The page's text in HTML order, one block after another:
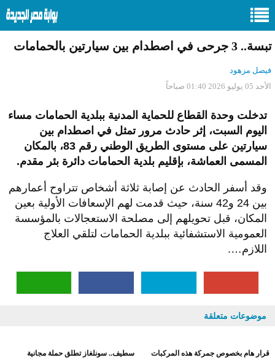
تبسة.. 3 جرحى في اصطدام بين سيارتين بالحمامات
فيصل مزهود
الأحد 05 يوليو 2026 01:40 صباحاً
تدخلت وحدة القطاع للحماية المدنية ببلدية الحمامات مساء
اليوم السبت، إثر حادث مرور تمثل في اصطدام بين
سيارتين على مستوى الطريق الوطني رقم 83، بالمكان
المسمى العماشة، بإقليم بلدية الحمامات دائرة بئر مقدم.
وقد أسفر الحادث عن إصابة ثلاثة أشخاص تتراوح أعمارهم
بين 24 و42 سنة، حيث قدمت لهم الإسعافات الأولية بعين
المكان، قبل تحويلهم إلى مصلحة الاستعجالات بالمؤسسة
العمومية الاستشفائية ببلدية الحمامات لتلقي العلاج
اللازم….
موضوعات متعلقة
قرار هام بخصوص جمركة هذه المركبات
سطيف.. سونلغاز تطلق حملة مجانية